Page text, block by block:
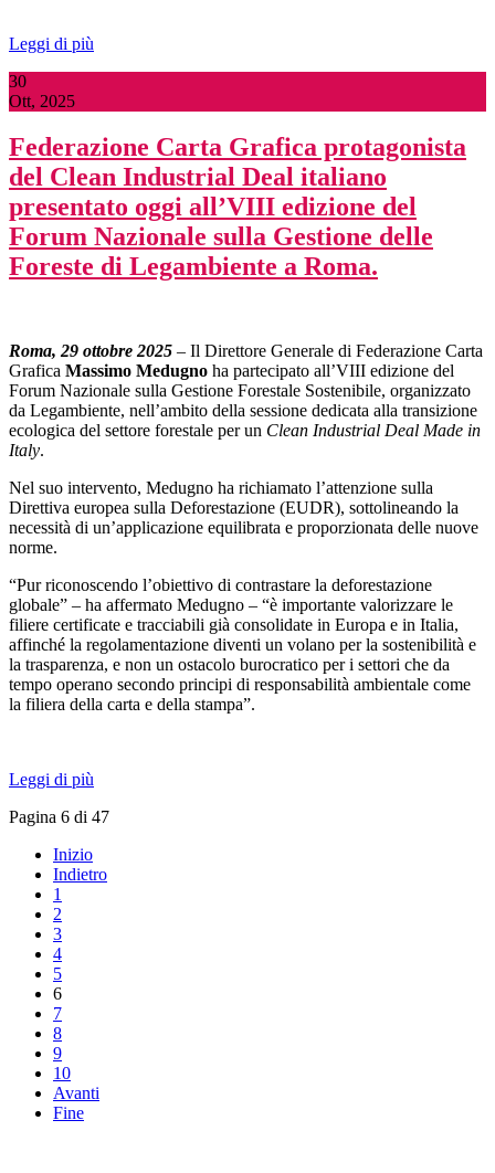
Leggi di più
30
Ott, 2025
Federazione Carta Grafica protagonista
del Clean Industrial Deal italiano
presentato oggi all’VIII edizione del
Forum Nazionale sulla Gestione delle
Foreste di Legambiente a Roma.
Roma, 29 ottobre 2025 – Il Direttore Generale di Federazione Carta
Grafica Massimo Medugno ha partecipato all’VIII edizione del
Forum Nazionale sulla Gestione Forestale Sostenibile, organizzato
da Legambiente, nell’ambito della sessione dedicata alla transizione
ecologica del settore forestale per un Clean Industrial Deal Made in
Italy.
Nel suo intervento, Medugno ha richiamato l’attenzione sulla
Direttiva europea sulla Deforestazione (EUDR), sottolineando la
necessità di un’applicazione equilibrata e proporzionata delle nuove
norme.
“Pur riconoscendo l’obiettivo di contrastare la deforestazione
globale” – ha affermato Medugno – “è importante valorizzare le
filiere certificate e tracciabili già consolidate in Europa e in Italia,
affinché la regolamentazione diventi un volano per la sostenibilità e
la trasparenza, e non un ostacolo burocratico per i settori che da
tempo operano secondo principi di responsabilità ambientale come
la filiera della carta e della stampa”.
Leggi di più
Pagina 6 di 47
Inizio
Indietro
1
2
3
4
5
6
7
8
9
10
Avanti
Fine